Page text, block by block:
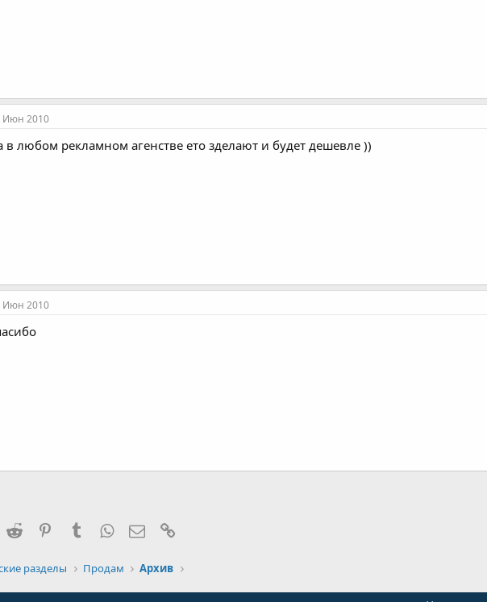
Июн 2010
в любом рекламном агенстве ето зделают и будет дешевле ))
Июн 2010
Reddit PinterestTumblrWhatsAppЭлектронная почта
разделы Продам Архив